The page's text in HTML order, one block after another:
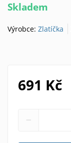
Skladem
Výrobce: Zlatíčka
691 Kč